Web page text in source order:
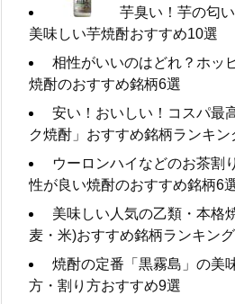
芋臭い！芋の匂
美味しい芋焼酎おすすめ10選
相‌性‌が‌い‌い‌の‌は‌ど‌れ？‌ホッ‌
焼‌酎‌の‌お‌す‌す‌め‌銘‌柄‌6選‌ ‌
安い！おいしい！コスパ最
ク焼酎」おすすめ銘柄ランキン
ウーロンハイなどのお茶割
性が良い焼酎のおすすめ銘柄6
美味しい人気の乙類・本格
麦・米)おすすめ銘柄ランキング
焼酎の定番「黒霧島」の美
方・割り方おすすめ9選